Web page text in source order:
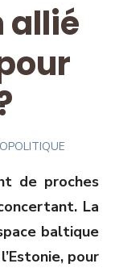
allié
de proches
La
baltique
pour